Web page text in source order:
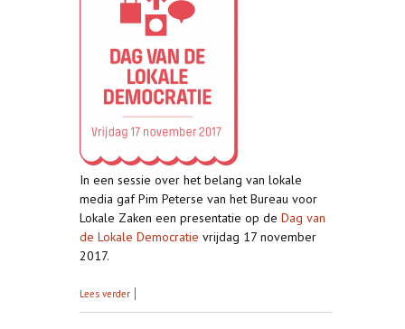
In een sessie over het belang van lokale
media gaf Pim Peterse van het Bureau voor
Lokale Zaken een presentatie op de Dag van
de Lokale Democratie vrijdag 17 november
2017.
Lees verder over Dag van de lokale democratie